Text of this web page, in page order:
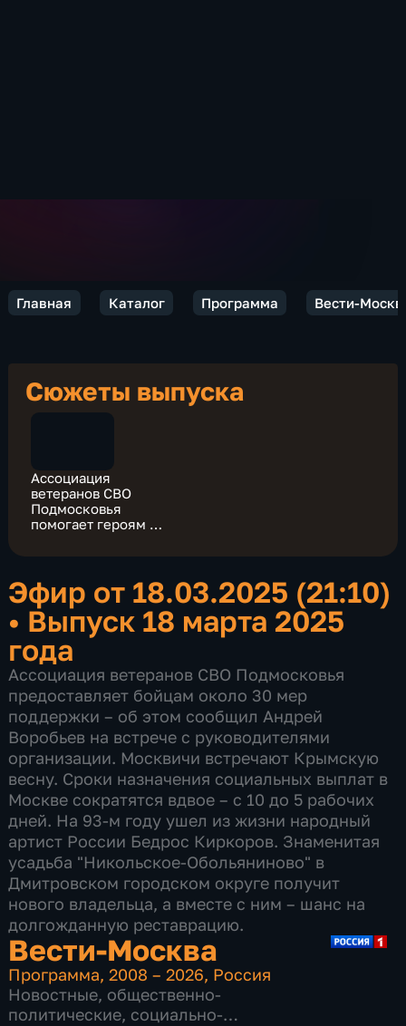
Главная Каталог Программа Вести-
Сюжеты выпуска
Ассоциация
ветеранов СВО
Подмосковья
помогает героям и
Эфир от 18.03.2025 (21:10)
• Выпуск 18 марта 2025
года
Ассоциация ветеранов СВО Подмосковья
предоставляет бойцам около 30 мер
поддержки – об этом сообщил Андрей
Воробьев на встрече с руководителями
организации. Москвичи встречают Крымскую
весну. Сроки назначения социальных выплат в
Москве сократятся вдвое – с 10 до 5 рабочих
дней. На 93-м году ушел из жизни народный
артист России Бедрос Киркоров. Знаменитая
усадьба "Никольское-Обольяниново" в
Дмитровском городском округе получит
нового владельца, а вместе с ним – шанс на
долгожданную реставрацию.
Вести-Москва
Программа,2008 – 2026, Россия
Новостные, общественно-
политические, социально-